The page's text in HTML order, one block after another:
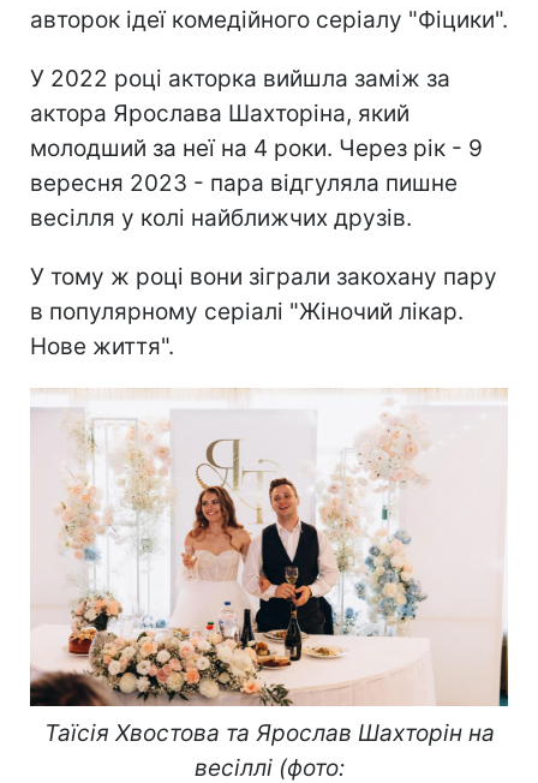
авторок ідеї комедійного серіалу "Фіцики".
У 2022 році акторка вийшла заміж за
актора Ярослава Шахторіна, який
молодший за неї на 4 роки. Через рік - 9
вересня 2023 - пара відгуляла пишне
весілля у колі найближчих друзів.
У тому ж році вони зіграли закохану пару
в популярному серіалі "Жіночий лікар.
Нове життя".
Таїсія Хвостова та Ярослав Шахторін на
весіллі (фото: